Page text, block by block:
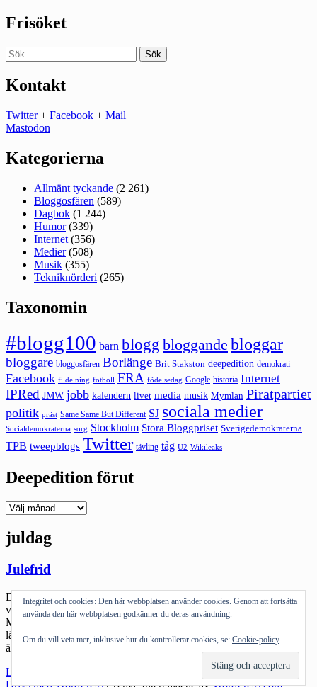
Frisöket
Sök
efter:
Kontakt
Twitter+ Facebook + Mail
Mastodon
Kategorierna
Allmänt tyckande (2 261)
Bloggosfären (589)
Dagbok (1 244)
Humor(339)
Internet (356)
Medier(508)
Musik (355)
Tekniknörderi (265)
Taxonomin
#blogg100 barn blogg bloggande bloggar
bloggare bloggosfären Borlänge Brit Stakston deepedition demokrati
Facebook fildelning fotboll FRA födelsedag Google historia Internet
IPRed JMW jobb kalendern livet media musik Mymlan Piratpartiet
politik präst Same Same But Different SJ sociala medier
Socialdemokraterna sorg Stockholm Stora Bloggpriset Sverigedemokraterna
TPB tweepblogs Twitter tävling tåg U2 Wikileaks
Deepedition förut
Deepedition
juldag
Julefrid
Det har varit julafton. Den var soft. Barnen fick mängder av paket –
vi vuxna hade vårt julklappsbyte. Min klapp var en kaffeburk från
Meinl i Wien, med kaffe i och åtta Mozartkulor. Och världens
längsta rim som man kan läsa här. Det är bara att inse att de här två
är vad julen ändå […]
Läs mer
Drivs med WordPress |Tema: Intergalactic avWordPress.com.
Integritet och cookies: Den här webbplatsen använder cookies. Genom att fortsätta
använda den här webbplatsen godkänner du deras användning.
Om du vill veta mer, inklusive hur du kontrollerar cookies, se: Cookie-policy